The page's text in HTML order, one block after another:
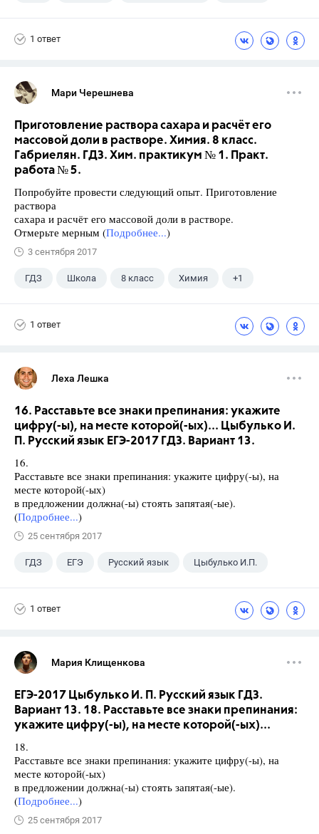
1 ответ
Мари Черешнева
Приготовление раствора сахара и расчёт его
массовой доли в растворе. Химия. 8 класс.
Габриелян. ГДЗ. Хим. практикум № 1. Практ.
работа № 5.
Попробуйте провести следующий опыт. Приготовление
раствора
сахара и расчёт его массовой доли в растворе.
Отмерьте мерным (Подробнее...)
3 сентября 2017
ГДЗ Школа 8 класс Химия +1
1 ответ
Леха Лешка
16. Расставьте все знаки препинания: укажите
цифру(-ы), на месте которой(-ых)... Цыбулько И.
П. Русский язык ЕГЭ-2017 ГДЗ. Вариант 13.
16.
Расставьте все знаки препинания: укажите цифру(-ы), на
месте которой(-ых)
в предложении должна(-ы) стоять запятая(-ые).
(Подробнее...)
25 сентября 2017
ГДЗ ЕГЭ Русский язык Цыбулько И.П.
1 ответ
Мария Клищенкова
ЕГЭ-2017 Цыбулько И. П. Русский язык ГДЗ.
Вариант 13. 18. Расставьте все знаки препинания:
укажите цифру(-ы), на месте которой(-ых)...
18.
Расставьте все знаки препинания: укажите цифру(-ы), на
месте которой(-ых)
в предложении должна(-ы) стоять запятая(-ые).
(Подробнее...)
25 сентября 2017